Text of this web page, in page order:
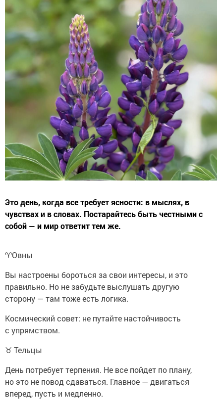
Это день, когда все требует ясности: в мыслях, в
чувствах и в словах. Постарайтесь быть честными с
собой — и мир ответит тем же.
♈️Овны
Вы настроены бороться за свои интересы, и это
правильно. Но не забудьте выслушать другую
сторону — там тоже есть логика.
Космический совет: не путайте настойчивость
с упрямством.
♉ Тельцы
День потребует терпения. Не все пойдет по плану,
но это не повод сдаваться. Главное — двигаться
вперед, пусть и медленно.